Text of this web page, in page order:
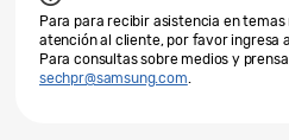
Para para recibir asistencia en
atención al cliente, por favor ingresa a
Para consultas sobre medios y
sechpr@samsung.com